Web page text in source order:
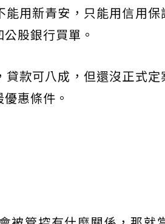
用新青安，只能用信用
股銀行買單。
款可八成，但還沒正式
惠條件。